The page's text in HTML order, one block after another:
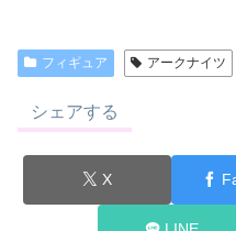
フィギュア アークナイツ
シェアする
X